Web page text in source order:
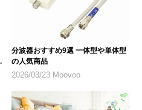
分波器おすすめ9選 一体型や単体型
の人気商品
2026/03/23 Moovoo